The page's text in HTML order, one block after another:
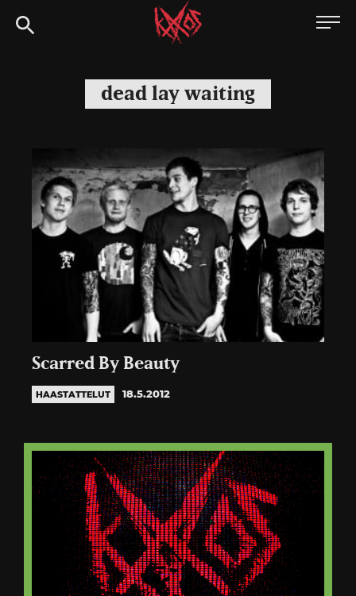
Siirry
suoraan
Kaaoszine
dead lay waiting
Scarred By Beauty
HAASTATTELUT 18.5.2012